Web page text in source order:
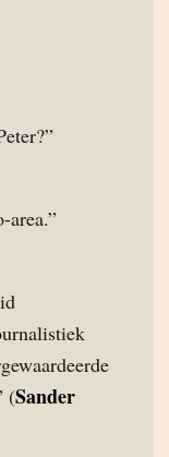
area.”
(Sander